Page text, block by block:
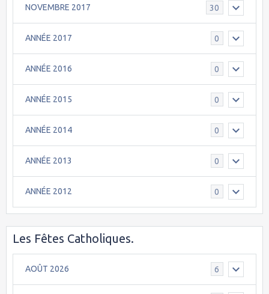
NOVEMBRE 2017 30
ANNÉE 2017 0
ANNÉE 2016 0
ANNÉE 2015 0
ANNÉE 2014 0
ANNÉE 2013 0
ANNÉE 2012 0
Les Fêtes Catholiques.
AOÛT 2026 6